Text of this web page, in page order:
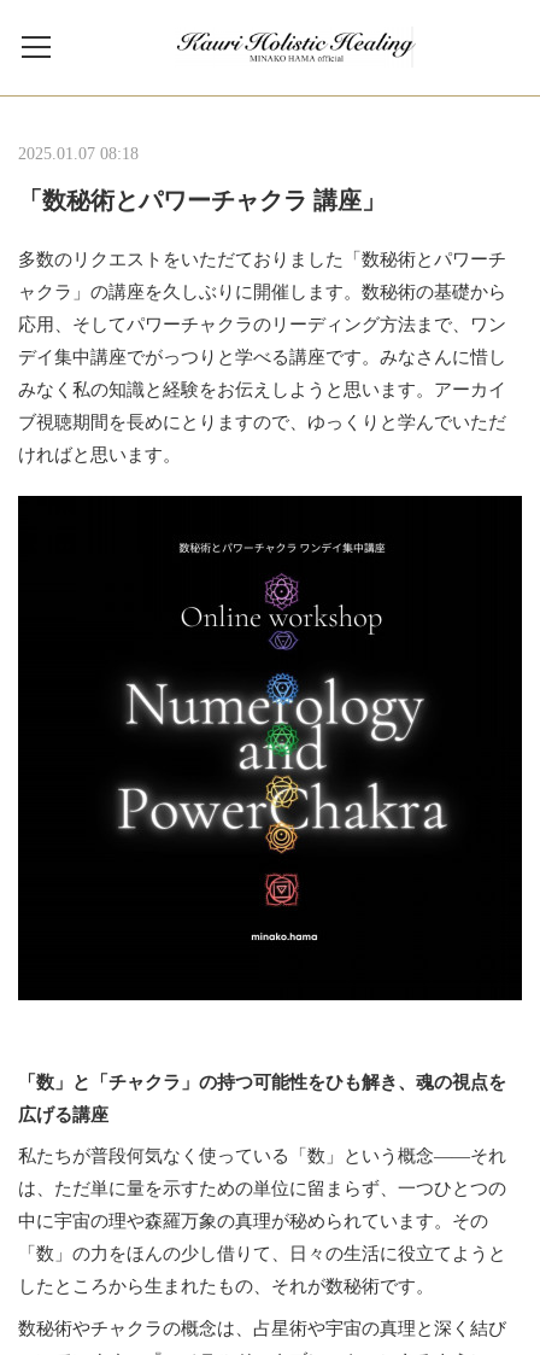
2025.01.07 08:18
「数秘術とパワーチャクラ 講座」
多数のリクエストをいただておりました「数秘術とパワーチ
ャクラ」の講座を久しぶりに開催します。数秘術の基礎から
応用、そしてパワーチャクラのリーディング方法まで、ワン
デイ集中講座でがっつりと学べる講座です。みなさんに惜し
みなく私の知識と経験をお伝えしようと思います。アーカイ
ブ視聴期間を長めにとりますので、ゆっくりと学んでいただ
ければと思います。
「数」と「チャクラ」の持つ可能性をひも解き、魂の視点を
広げる講座
私たちが普段何気なく使っている「数」という概念――それ
は、ただ単に量を示すための単位に留まらず、一つひとつの
中に宇宙の理や森羅万象の真理が秘められています。その
「数」の力をほんの少し借りて、日々の生活に役立てようと
したところから生まれたもの、それが数秘術です。
数秘術やチャクラの概念は、占星術や宇宙の真理と深く結び